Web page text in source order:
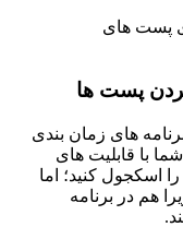
پست ها
های زمان‌ بندی
قابلیت های
کنید؛ اما
در برنامه